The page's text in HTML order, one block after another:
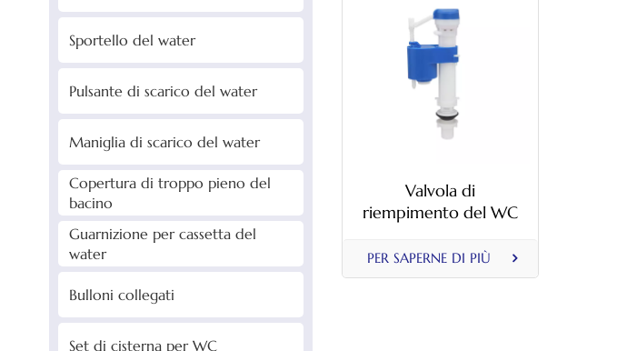
Sportello del water
Pulsante di scarico del water
Maniglia di scarico del water
Copertura di troppo pieno del
bacino
Guarnizione per cassetta del
water
Bulloni collegati
Set di cisterna per WC
Valvola di
riempimento del WC
inferiore
PER SAPERNE DI PIÙ